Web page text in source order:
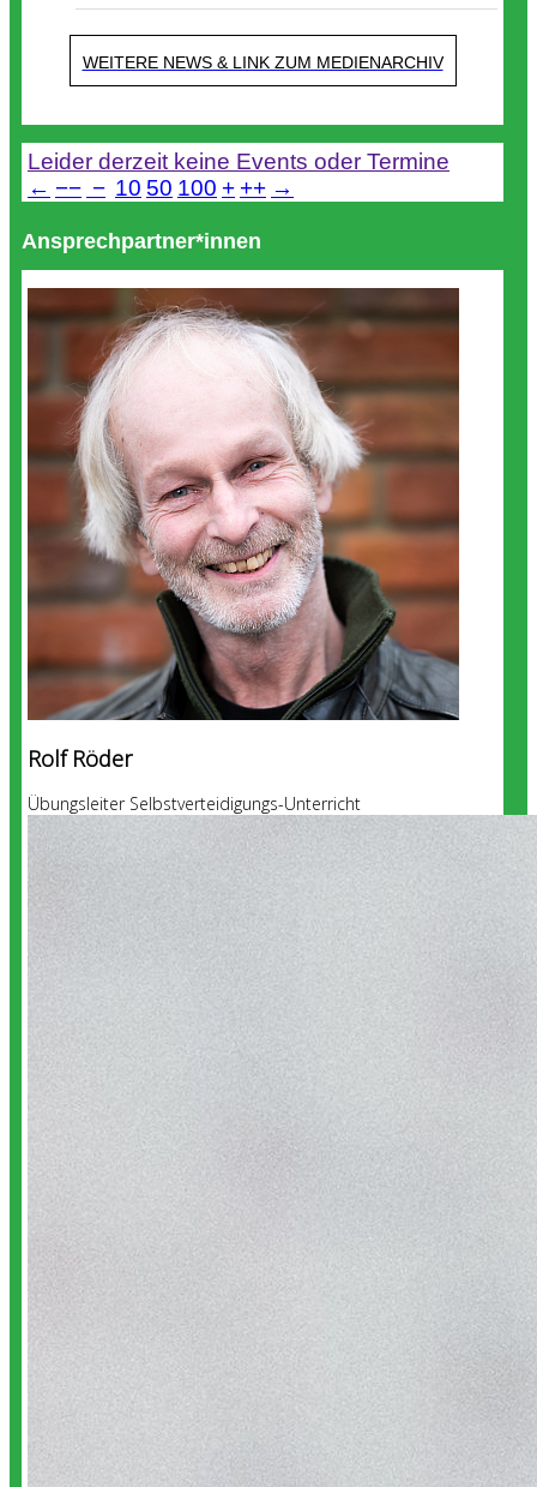
WEITERE NEWS & LINK ZUM MEDIENARCHIV
Leider derzeit keine Events oder Termine
← −− − 10 50 100 + ++ →
Ansprechpartner*innen
Rolf Röder
Übungsleiter Selbstverteidigungs-Unterricht